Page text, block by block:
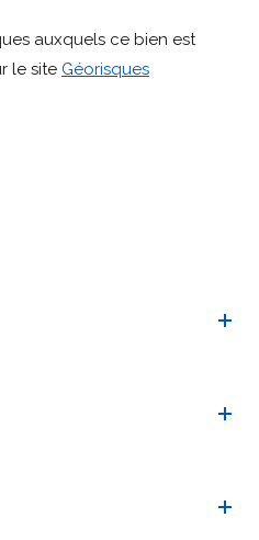
auxquels ce bien est
le site Géorisques